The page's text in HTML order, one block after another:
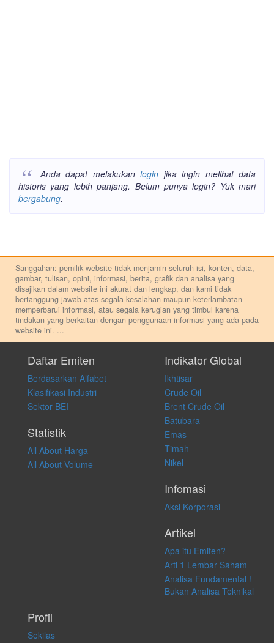
Anda dapat melakukanlogin jika ingin melihat data
historis yang lebih panjang. Belum punya login? Yuk mari
bergabung.
Sanggahan: pemilik website tidak menjamin seluruh isi, konten, data,
gambar, tulisan, opini, informasi, berita, grafik dan analisa yang
disajikan dalam website ini akurat dan lengkap, dan kami tidak
bertanggung jawab atas segala kesalahan maupun keterlambatan
memperbarui informasi, atau segala kerugian yang timbul karena
tindakan yang berkaitan dengan penggunaan informasi yang ada pada
website ini. ...
pribadi. Kami tidak memberi anjuran, saran, rekomendasi untuk
membeli, menjual atau melakukan aktivitas lain yang terkait dengan
transaksi perdagangan apapun, dan kami tidak bertanggung jawab
atas keputusan investasi yang dilakukan dalam kondisi dan situasi
apapun juga, yang diakibatkan secara langsung maupun tidak
langsung atas konten pada website ini.
Daftar Emiten
Berdasarkan Alfabet
Klasifikasi Industri
Sektor BEI
Statistik
All About Harga
All About Volume
Indikator Global
Ikhtisar
Crude Oil
Brent Crude Oil
Batubara
Emas
Timah
Nikel
Infomasi
Aksi Korporasi
Artikel
Apa itu Emiten?
Arti 1 Lembar Saham
Analisa Fundamental !
Bukan Analisa Teknikal
Profil
Sekilas